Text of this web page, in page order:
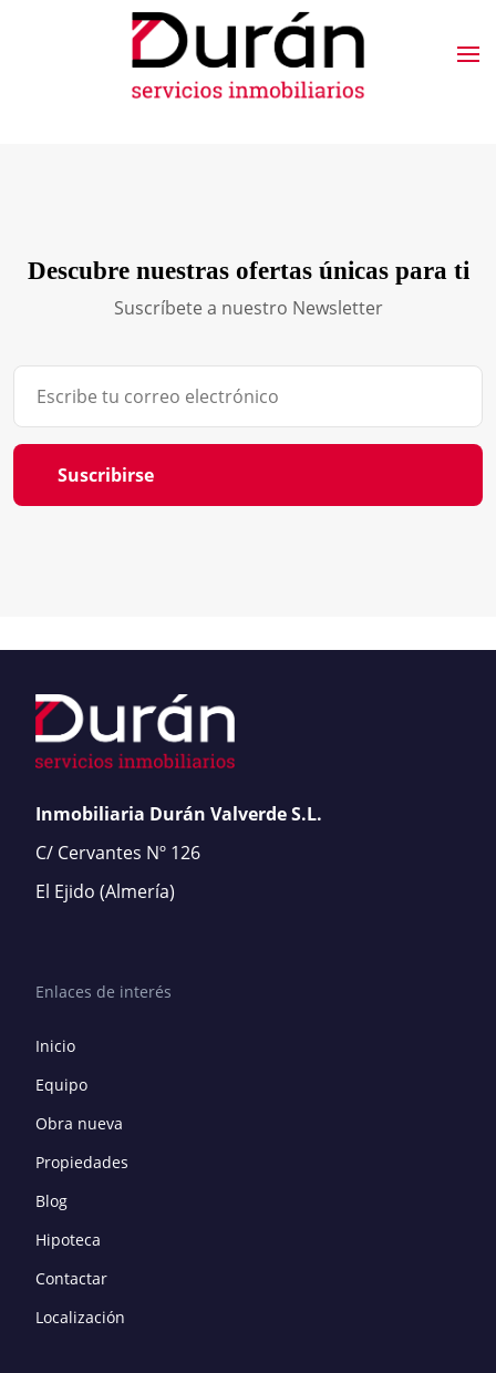
Descubre nuestras ofertas únicas para ti
Suscríbete a nuestro Newsletter
Suscribirse
Inmobiliaria Durán Valverde S.L.
C/ Cervantes Nº 126
El Ejido (Almería)
Enlaces de interés
Inicio
Equipo
Obra nueva
Propiedades
Blog
Hipoteca
Contactar
Localización